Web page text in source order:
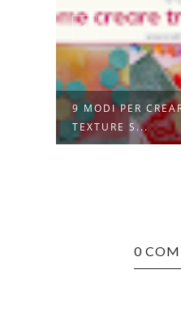
9 MODI PER
TEXTURE S...
0